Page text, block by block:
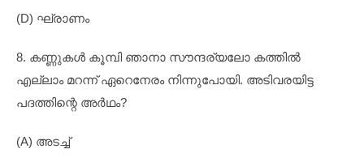
(D) ഘ്രാണം
8. കണ്ണുകൾ കൂമ്പി ഞാനാ സൗന്ദര്യലോ കത്തിൽ
എല്ലാം മറന്ന് ഏറെനേരം നിന്നുപോയി. അടിവരയിട്ട
പദത്തിന്റെ അർഥം?
(A) അടച്ച്